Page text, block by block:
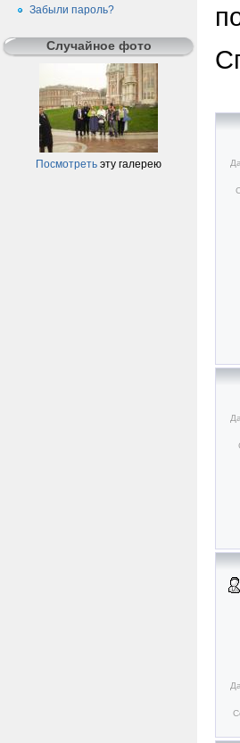
Забыли пароль?
Случайное фото
Посмотреть эту галерею